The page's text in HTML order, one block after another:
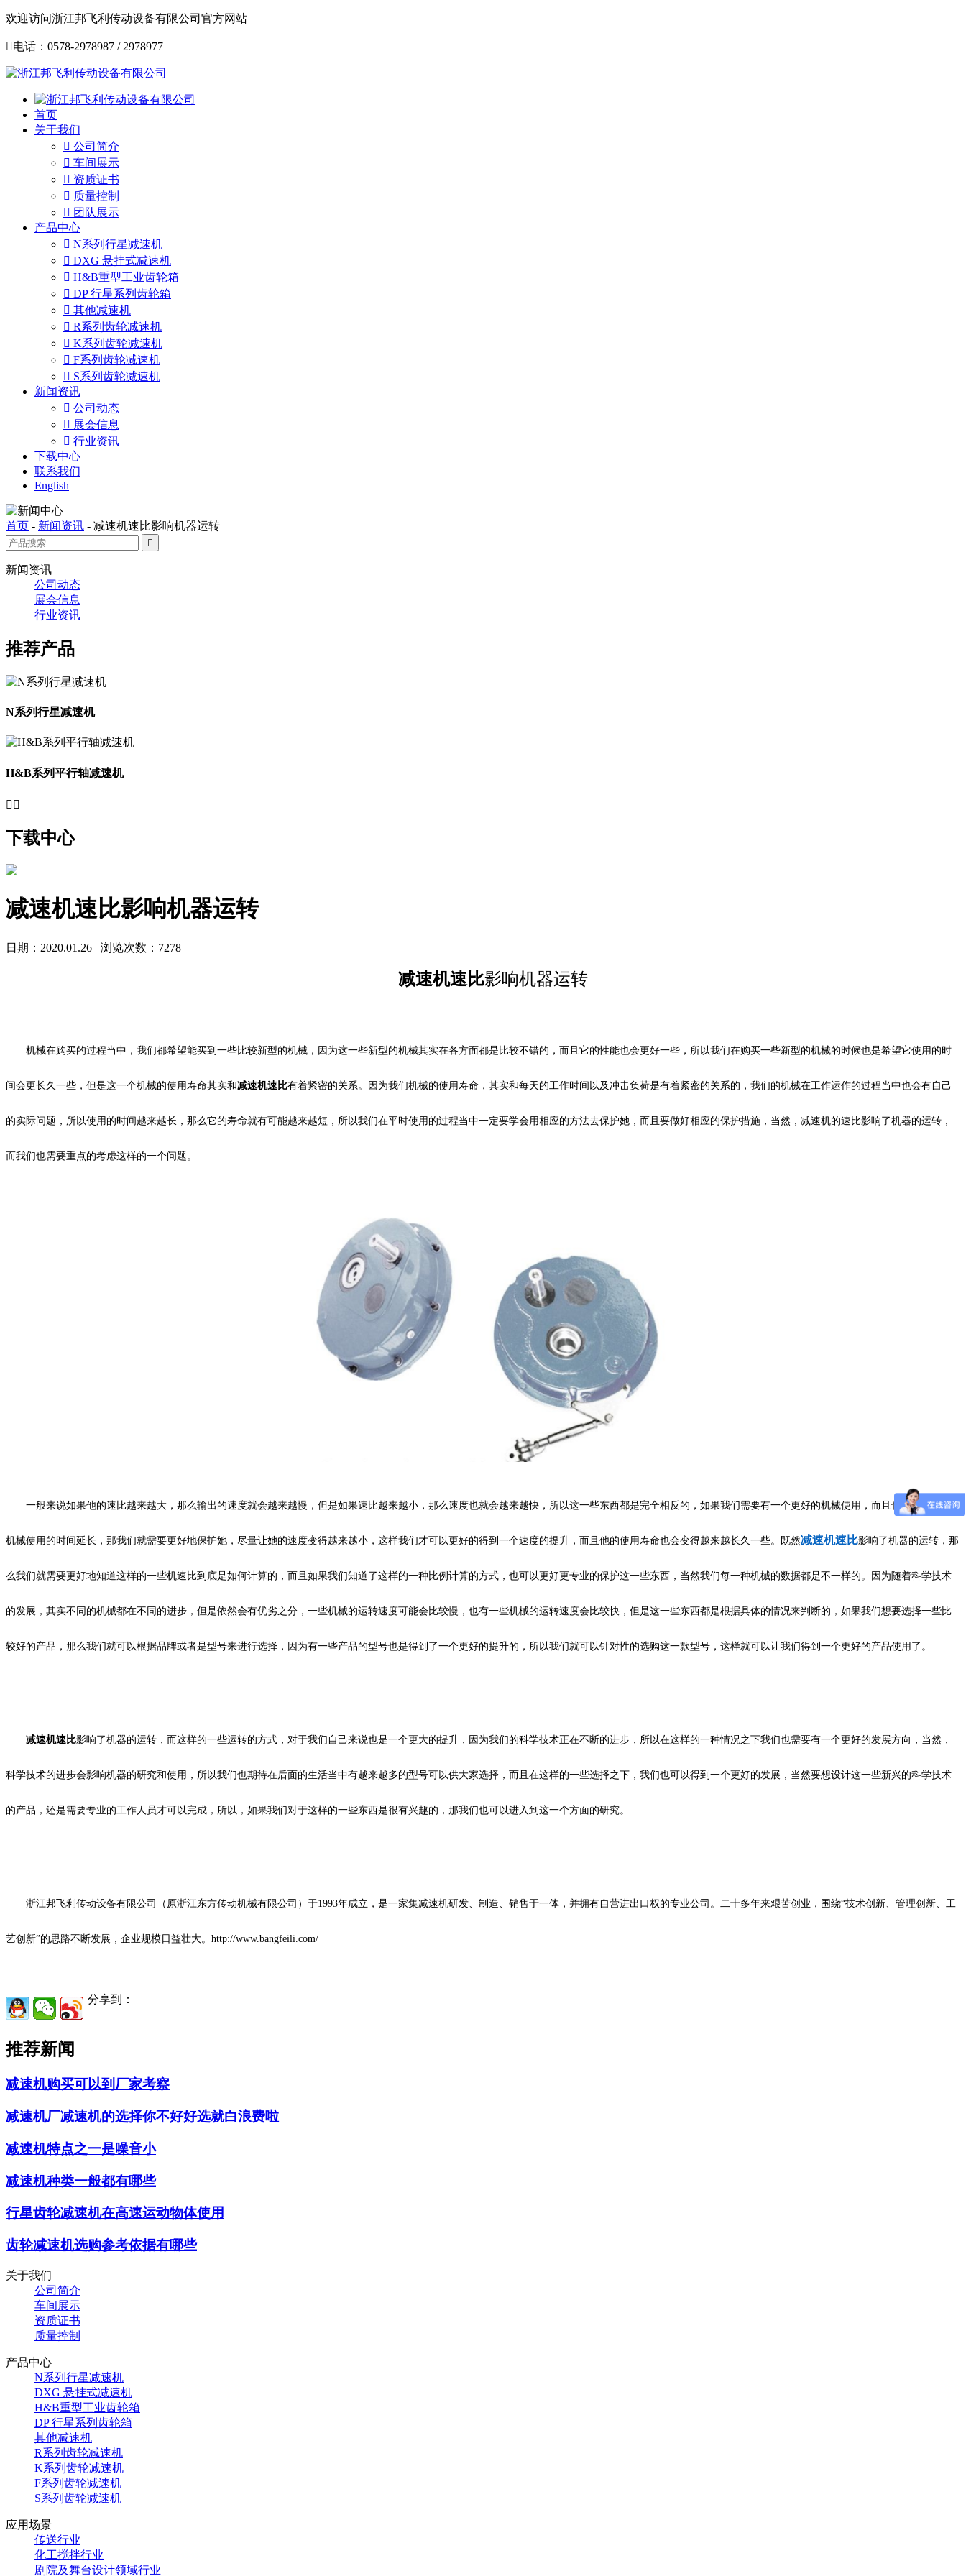
欢迎访问浙江邦飞利传动设备有限公司官方网站
电话：0578-2978987 / 2978977
首页
关于我们
 公司简介
 车间展示
 资质证书
 质量控制
 团队展示
产品中心
 N系列行星减速机
 DXG 悬挂式减速机
 H&B重型工业齿轮箱
 DP 行星系列齿轮箱
 其他减速机
 R系列齿轮减速机
 K系列齿轮减速机
 F系列齿轮减速机
 S系列齿轮减速机
新闻资讯
 公司动态
 展会信息
 行业资讯
下载中心
联系我们
English
首页 - 新闻资讯 - 减速机速比影响机器运转

新闻资讯
公司动态
展会信息
行业资讯
推荐产品
N系列行星减速机
H&B系列平行轴减速机
 
下载中心
减速机速比影响机器运转
日期：2020.01.26 浏览次数：7278
减速机速比影响机器运转
机械在购买的过程当中，我们都希望能买到一些比较新型的机械，因为这一些新型的机械其实在各方面都是比较不错的，而且它的性能也会更好一些，所以我们在购买一些新型的机械的时候也是希望它使用的时
间会更长久一些，但是这一个机械的使用寿命其实和减速机速比有着紧密的关系。因为我们机械的使用寿命，其实和每天的工作时间以及冲击负荷是有着紧密的关系的，我们的机械在工作运作的过程当中也会有自己
的实际问题，所以使用的时间越来越长，那么它的寿命就有可能越来越短，所以我们在平时使用的过程当中一定要学会用相应的方法去保护她，而且要做好相应的保护措施，当然，减速机的速比影响了机器的运转，
而我们也需要重点的考虑这样的一个问题。
一般来说如果他的速比越来越大，那么输出的速度就会越来越慢，但是如果速比越来越小，那么速度也就会越来越快，所以这一些东西都是完全相反的，如果我们需要有一个更好的机械使用，而且也要把这一个
机械使用的时间延长，那我们就需要更好地保护她，尽量让她的速度变得越来越小，这样我们才可以更好的得到一个速度的提升，而且他的使用寿命也会变得越来越长久一些。既然减速机速比影响了机器的运转，那
么我们就需要更好地知道这样的一些机速比到底是如何计算的，而且如果我们知道了这样的一种比例计算的方式，也可以更好更专业的保护这一些东西，当然我们每一种机械的数据都是不一样的。因为随着科学技术
的发展，其实不同的机械都在不同的进步，但是依然会有优劣之分，一些机械的运转速度可能会比较慢，也有一些机械的运转速度会比较快，但是这一些东西都是根据具体的情况来判断的，如果我们想要选择一些比
较好的产品，那么我们就可以根据品牌或者是型号来进行选择，因为有一些产品的型号也是得到了一个更好的提升的，所以我们就可以针对性的选购这一款型号，这样就可以让我们得到一个更好的产品使用了。
减速机速比影响了机器的运转，而这样的一些运转的方式，对于我们自己来说也是一个更大的提升，因为我们的科学技术正在不断的进步，所以在这样的一种情况之下我们也需要有一个更好的发展方向，当然，
科学技术的进步会影响机器的研究和使用，所以我们也期待在后面的生活当中有越来越多的型号可以供大家选择，而且在这样的一些选择之下，我们也可以得到一个更好的发展，当然要想设计这一些新兴的科学技术
的产品，还是需要专业的工作人员才可以完成，所以，如果我们对于这样的一些东西是很有兴趣的，那我们也可以进入到这一个方面的研究。
浙江邦飞利传动设备有限公司（原浙江东方传动机械有限公司）于1993年成立，是一家集减速机研发、制造、销售于一体，并拥有自营进出口权的专业公司。二十多年来艰苦创业，围绕“技术创新、管理创新、工
艺创新”的思路不断发展，企业规模日益壮大。http://www.bangfeili.com/
分享到：
推荐新闻
减速机购买可以到厂家考察
减速机厂减速机的选择你不好好选就白浪费啦
减速机特点之一是噪音小
减速机种类一般都有哪些
行星齿轮减速机在高速运动物体使用
齿轮减速机选购参考依据有哪些
关于我们
公司简介
车间展示
资质证书
质量控制
产品中心
N系列行星减速机
DXG 悬挂式减速机
H&B重型工业齿轮箱
DP 行星系列齿轮箱
其他减速机
R系列齿轮减速机
K系列齿轮减速机
F系列齿轮减速机
S系列齿轮减速机
应用场景
传送行业
化工搅拌行业
剧院及舞台设计领域行业